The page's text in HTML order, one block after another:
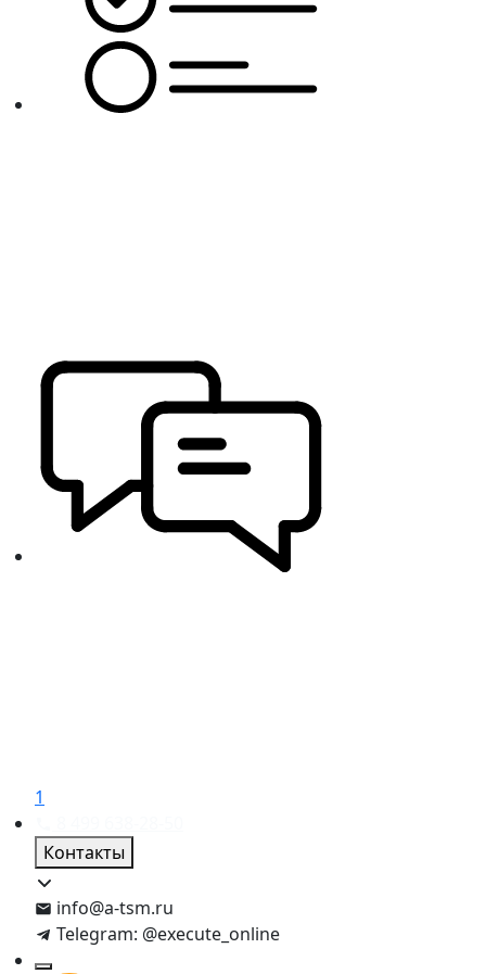
1
Контакты
info@a-tsm.ru
Telegram: @execute_online